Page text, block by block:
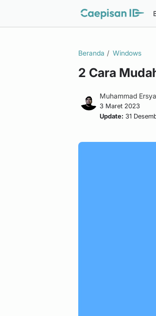
Beranda Windows
2 Cara
Muhammad
3 Maret 2023
Update: 31